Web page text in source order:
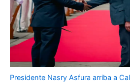
Presidente Nasry Asfura arriba a